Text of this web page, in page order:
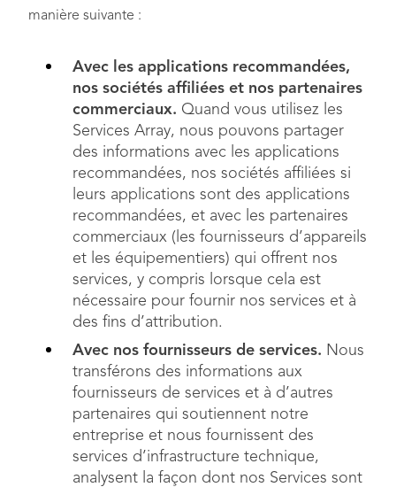
manière suivante :
Avec les applications recommandées,
nos sociétés affiliées et nos partenaires
commerciaux. Quand vous utilisez les
Services Array, nous pouvons partager
des informations avec les applications
recommandées, nos sociétés affiliées si
leurs applications sont des applications
recommandées, et avec les partenaires
commerciaux (les fournisseurs d’appareils
et les équipementiers) qui offrent nos
services, y compris lorsque cela est
nécessaire pour fournir nos services et à
des fins d’attribution.
Avec nos fournisseurs de services. Nous
transférons des informations aux
fournisseurs de services et à d’autres
partenaires qui soutiennent notre
entreprise et nous fournissent des
services d’infrastructure technique,
analysent la façon dont nos Services sont